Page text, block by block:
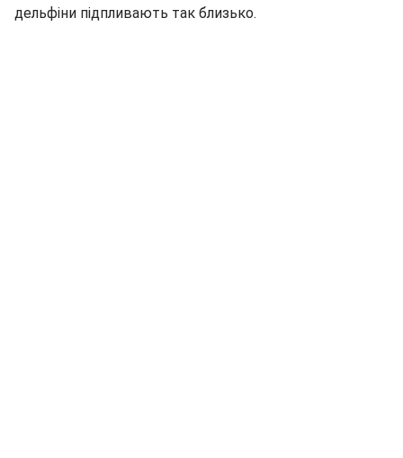
дельфіни підпливають так близько.